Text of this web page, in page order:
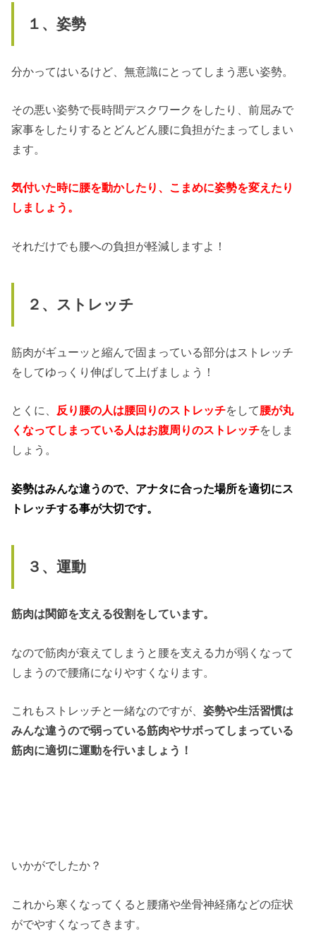
１、姿勢
分かってはいるけど、無意識にとってしまう悪い姿勢。
その悪い姿勢で長時間デスクワークをしたり、前屈みで
家事をしたりするとどんどん腰に負担がたまってしまい
ます。
気付いた時に腰を動かしたり、こまめに姿勢を変えたり
しましょう。
それだけでも腰への負担が軽減しますよ！
２、ストレッチ
筋肉がギューッと縮んで固まっている部分はストレッチ
をしてゆっくり伸ばして上げましょう！
とくに、 反り腰の人は腰回りのストレッチをして腰が丸
くなってしまっている人はお腹周りのストレッチをしま
しょう。
姿勢はみんな違うので、アナタに合った場所を適切にス
トレッチする事が大切です。
３、運動
筋肉は関節を支える役割をしています。
なので筋肉が衰えてしまうと腰を支える力が弱くなって
しまうので腰痛になりやすくなります。
これもストレッチと一緒なのですが、姿勢や生活習慣は
みんな違うので弱っている筋肉やサボってしまっている
筋肉に適切に運動を行いましょう！
いかがでしたか？
これから寒くなってくると腰痛や坐骨神経痛などの症状
がでやすくなってきます。